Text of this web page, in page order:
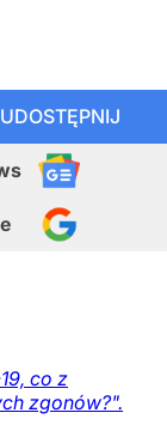
UDOSTĘPNIJ
co z
zgonów?".